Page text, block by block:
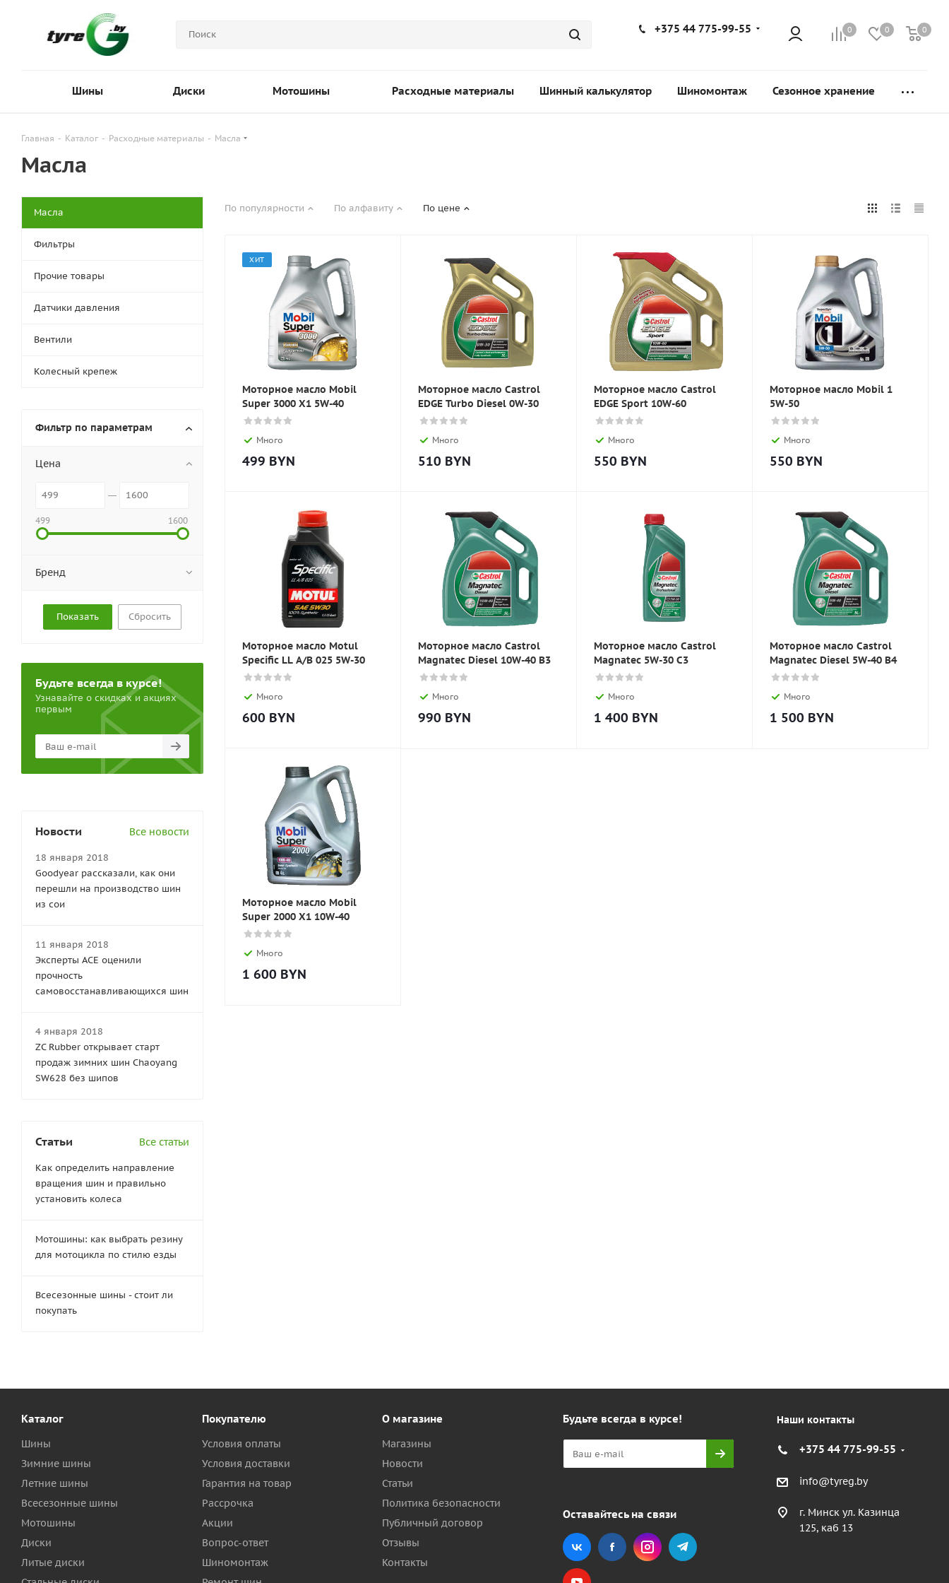
0 0 0
+375 44 775-99-55
Шины Диски Мотошины Расходные материалы Шинный калькулятор Шиномонтаж Сезонное хранение
Главная - Каталог - Расходные материалы - Масла
Масла
По популярности По алфавиту По цене
ХИТ
Моторное масло Mobil
Super 3000 X1 5W-40
Много
499 BYN
Моторное масло Castrol
EDGE Turbo Diesel 0W-30
Много
510 BYN
Моторное масло Castrol
EDGE Sport 10W-60
Много
550 BYN
Моторное масло Mobil 1
5W-50
Много
550 BYN
Моторное масло Motul
Specific LL A/B 025 5W-30
Много
600 BYN
Моторное масло Castrol
Magnatec Diesel 10W-40 B3
Много
990 BYN
Моторное масло Castrol
Magnatec 5W-30 C3
Много
1 400 BYN
Моторное масло Castrol
Magnatec Diesel 5W-40 В4
Много
1 500 BYN
Моторное масло Mobil
Super 2000 X1 10W-40
Много
1 600 BYN
Масла
Фильтры
Прочие товары
Датчики давления
Вентили
Колесный крепеж
Фильтр по параметрам
Цена
499 1600
Бренд
Сбросить
Будьте всегда в курсе!
Узнавайте о скидках и акциях
первым
Новости Все новости
18 января 2018
Goodyear рассказали, как они
перешли на производство шин
из сои
11 января 2018
Эксперты АСЕ оценили
прочность
самовосстанавливающихся шин
4 января 2018
ZC Rubber открывает старт
продаж зимних шин Chaoyang
SW628 без шипов
Статьи Все статьи
Как определить направление
вращения шин и правильно
установить колеса
Мотошины: как выбрать резину
для мотоцикла по стилю езды
Всесезонные шины - стоит ли
покупать
Каталог
Шины
Зимние шины
Летние шины
Всесезонные шины
Мотошины
Диски
Литые диски
Покупателю
Условия оплаты
Условия доставки
Гарантия на товар
Рассрочка
Акции
Вопрос-ответ
Шиномонтаж
О магазине
Магазины
Новости
Статьи
Политика безопасности
Публичный договор
Отзывы
Контакты
Будьте всегда в курсе!
Оставайтесь на связи
Наши контакты
+375 44 775-99-55
info@tyreg.by
г. Минск ул. Казинца
125, каб 13